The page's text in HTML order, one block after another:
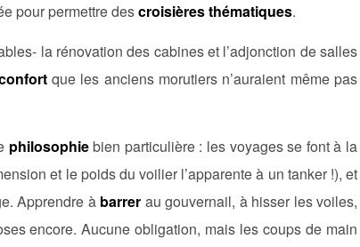
pour permettre descroisières thématiques.
la rénovation des cabines et l’adjonction de salles
que les anciens morutiers n’auraient même pas
philosophiebien particulière : les voyages se font à la
et le poids du voilier l’apparente à un tanker !), et
Apprendre à barrer au gouvernail, à hisser les voiles,
encore. Aucune obligation, mais les coups de main